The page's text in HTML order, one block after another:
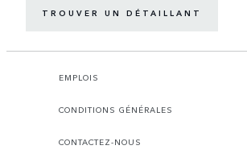
TROUVER UN DÉTAILLANT
EMPLOIS
CONDITIONS GÉNÉRALES
CONTACTEZ-NOUS